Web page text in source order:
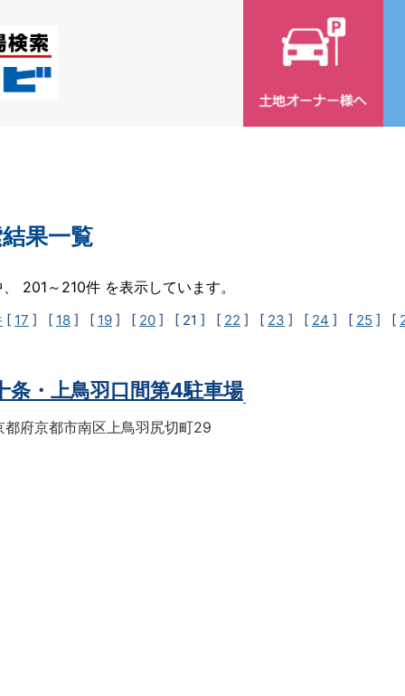
果一覧
201～210件 を表示しています。
[ 17 ] [ 18 ] [ 19 ] [ 20 ] [ 21 ] [ 22 ] [ 23 ] [ 24 ] [ 25 ] [
条・上鳥羽口間第4駐車場
都府京都市南区上鳥羽尻切町29